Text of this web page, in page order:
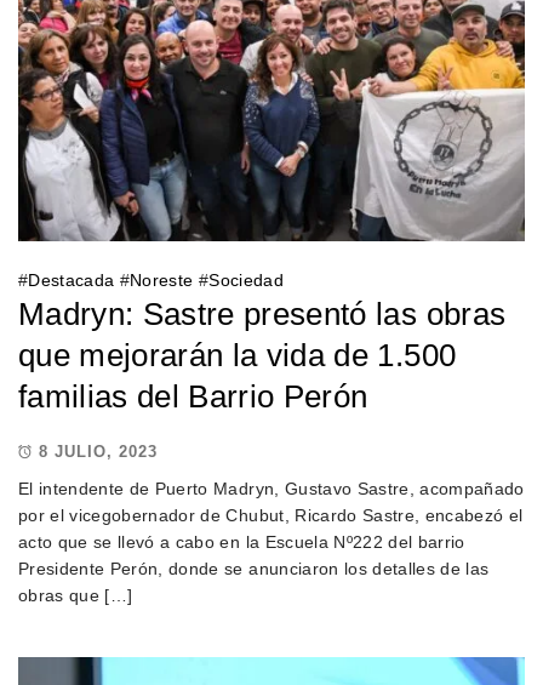
#Destacada #Noreste #Sociedad
Madryn: Sastre presentó las obras
que mejorarán la vida de 1.500
familias del Barrio Perón
8 JULIO, 2023
El intendente de Puerto Madryn, Gustavo Sastre, acompañado
por el vicegobernador de Chubut, Ricardo Sastre, encabezó el
acto que se llevó a cabo en la Escuela Nº222 del barrio
Presidente Perón, donde se anunciaron los detalles de las
obras que […]